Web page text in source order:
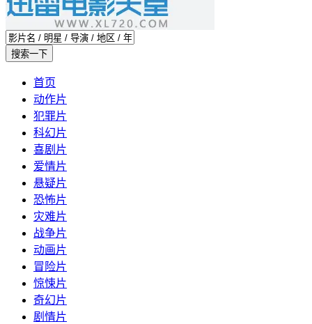
首页
动作片
犯罪片
科幻片
喜剧片
爱情片
悬疑片
恐怖片
灾难片
战争片
动画片
冒险片
惊悚片
奇幻片
剧情片